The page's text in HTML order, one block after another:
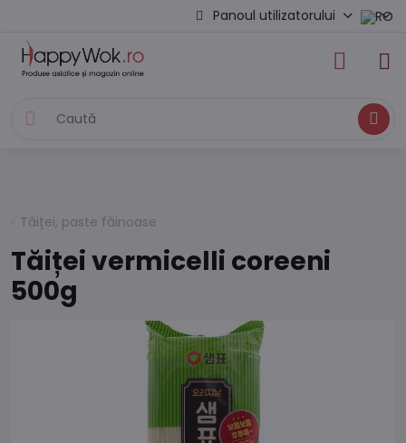
Panoul utilizatorului
Caută
Tăiței, paste făinoase
Tăiței vermicelli coreeni
500g